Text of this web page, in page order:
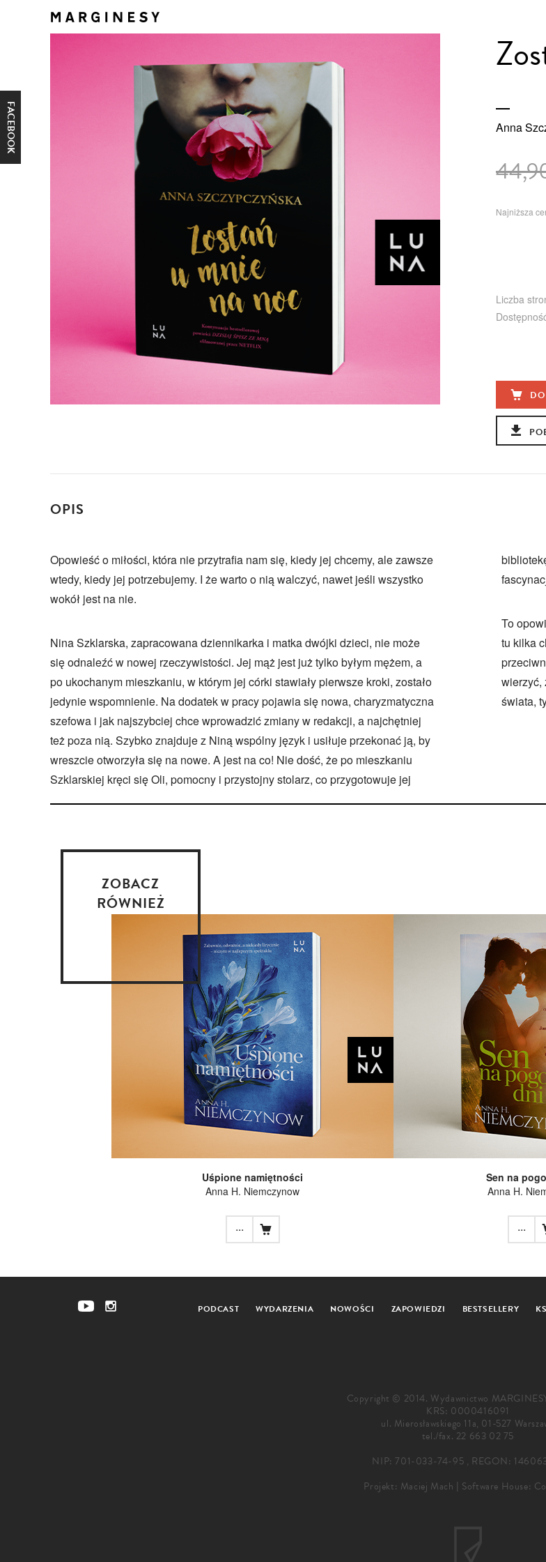
FACEBOOK Anna
Najniższa
Liczba
OPIS
Opowieść o miłości, która nie przytrafia nam się, kiedy jej chcemy, ale zawsze
wtedy, kiedy jej potrzebujemy. I że warto o nią walczyć, nawet jeśli wszystko
wokół jest na nie.
Nina Szklarska, zapracowana dziennikarka i matka dwójki dzieci, nie może
się odnaleźć w nowej rzeczywistości. Jej mąż jest już tylko byłym mężem, a
po ukochanym mieszkaniu, w którym jej córki stawiały pierwsze kroki, zostało
jedynie wspomnienie. Na dodatek w pracy pojawia się nowa, charyzmatyczna
szefowa i jak najszybciej chce wprowadzić zmiany w redakcji, a najchętniej
też poza nią. Szybko znajduje z Niną wspólny język i usiłuje przekonać ją, by
wreszcie otworzyła się na nowe. A jest na co! Nie dość, że po mieszkaniu
Szklarskiej kręci się Oli, pomocny i przystojny stolarz, co przygotowuje jej
To
tu kilka
wierzyć,
świata,
ZOBACZ
RÓWNIEŻ
Uśpione namiętności
Anna H. Niemczynow
...
Sen na
Anna H.
...
PODCAST WYDARZENIA NOWOŚCI ZAPOWIEDZI BESTSELLERY
Copyright © 2014. Wydawnictwo
KRS: 0000416091
ul. Mierosławskiego 11a, 01-527
tel./fax. 22 663 02 75
NIP: 701-033-74-95 , REGON:
Projekt: Maciej Mach | Software House: